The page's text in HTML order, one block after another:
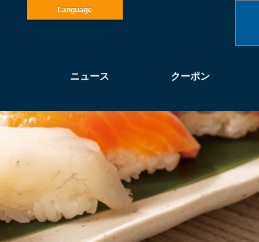
ニュース クーポン
Language